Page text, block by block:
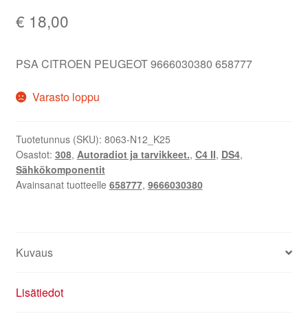
€ 18,00
PSA CITROEN PEUGEOT 9666030380 658777
Varasto loppu
Tuotetunnus (SKU): 8063-N12_K25
Osastot: 308, Autoradiot ja tarvikkeet., C4 II, DS4,
Sähkökomponentit
Avainsanat tuotteelle 658777, 9666030380
Kuvaus
Lisätiedot